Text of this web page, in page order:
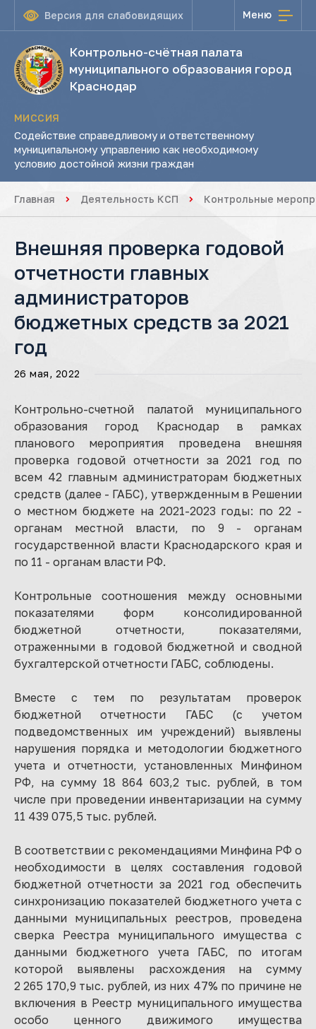
Версия для слабовидящих Меню
Контрольно-счётная палата
муниципального образования город
Краснодар
МИССИЯ
Содействие справедливому и ответственному
муниципальному управлению как необходимому
условию достойной жизни граждан
Главная Деятельность КСП Контрольные
Внешняя проверка годовой
отчетности главных
администраторов
бюджетных средств за 2021
год
26 мая, 2022
Контрольно-счетной палатой муниципального
образования город Краснодар в рамках
планового мероприятия проведена внешняя
проверка годовой отчетности за 2021 год по
всем 42 главным администраторам бюджетных
средств (далее - ГАБС), утвержденным в Решении
о местном бюджете на 2021-2023 годы: по 22 -
органам местной власти, по 9 - органам
государственной власти Краснодарского края и
по 11 - органам власти РФ.
Контрольные соотношения между основными
показателями форм консолидированной
бюджетной отчетности, показателями,
отраженными в годовой бюджетной и сводной
бухгалтерской отчетности ГАБС, соблюдены.
Вместе с тем по результатам проверок
бюджетной отчетности ГАБС (с учетом
подведомственных им учреждений) выявлены
нарушения порядка и методологии бюджетного
учета и отчетности, установленных Минфином
РФ, на сумму 18 864 603,2 тыс. рублей, в том
числе при проведении инвентаризации на сумму
11 439 075,5 тыс. рублей.
В соответствии с рекомендациями Минфина РФ о
необходимости в целях составления годовой
бюджетной отчетности за 2021 год обеспечить
синхронизацию показателей бюджетного учета с
данными муниципальных реестров, проведена
сверка Реестра муниципального имущества с
данными бюджетного учета ГАБС, по итогам
которой выявлены расхождения на сумму
2 265 170,9 тыс. рублей, из них 47% по причине не
включения в Реестр муниципального имущества
особо ценного движимого имущества